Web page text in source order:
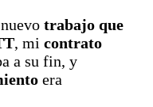
trabajo que
, mi contrato
a su fin, y
era